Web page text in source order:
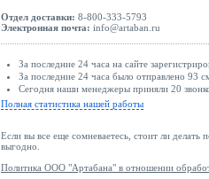
Отдел доставки: 8-800-333-5793
Электронная почта: info@artaban.ru
За последние 24 часа на сайте
За последние 24 часа было отправлено 93
Сегодня наши менеджеры приняли 20
Полная статистика нашей работы
Если вы все еще сомневаетесь, стоит ли делать
выгодно.
Политика ООО "Артабана" в отношении